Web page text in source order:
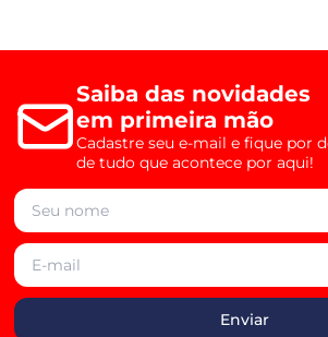
Saiba das novidades
em primeira mão
Cadastre seu e-mail e fique por
de tudo que acontece por aqui!